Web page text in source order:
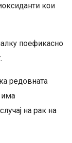
кои
поефикасно
редовната
има
на рак на